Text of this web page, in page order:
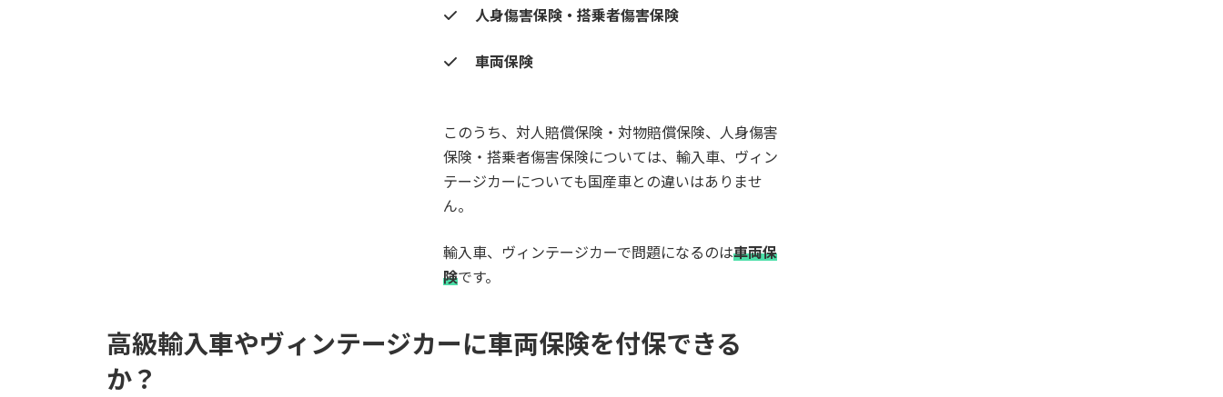
人身傷害保険・搭乗者傷害保険
車両保険
このうち、対人賠償保険・対物賠償保険、人身傷害
保険・搭乗者傷害保険については、輸入車、ヴィン
テージカーについても国産車との違いはありませ
ん。
輸入車、ヴィンテージカーで問題になるのは車両保
険です。
高級輸入車やヴィンテージカーに車両保険を付保できる
か？